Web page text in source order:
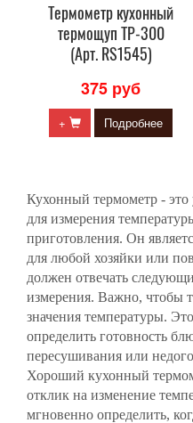
Термометр кухонный
термощуп TP-300
(Арт. RS1545)
375 руб
+ Подробнее
Кухонный термометр - это
для измерения
приготовления. Он
для любой хозяйки или
должен отвечать
измерения. Важно, чтобы
значения температуры.
определить готовность
пересушивания или
Хороший кухонный
отклик на изменение
мгновенно определить,